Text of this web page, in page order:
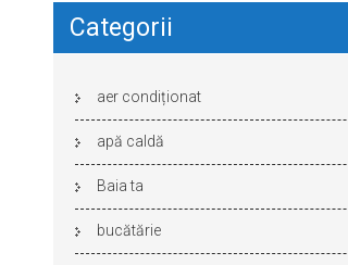
Categorii
aer condiționat
apă caldă
Baia ta
bucătărie